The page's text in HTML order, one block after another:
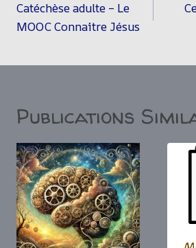
L’article
Catéchèse adulte – Le
MOOC Connaitre Jésus
Publications